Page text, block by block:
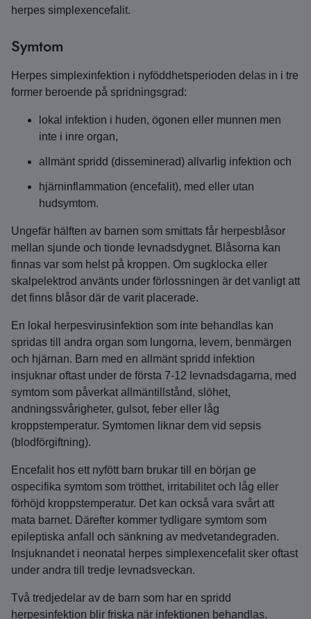
herpes simplexencefalit.
Symtom
Herpes simplexinfektion i nyföddhetsperioden delas in i tre
former beroende på spridningsgrad:
lokal infektion i huden, ögonen eller munnen men
inte i inre organ,
allmänt spridd (disseminerad) allvarlig infektion och
hjärninflammation (encefalit), med eller utan
hudsymtom.
Ungefär hälften av barnen som smittats får herpesblåsor
mellan sjunde och tionde levnadsdygnet. Blåsorna kan
finnas var som helst på kroppen. Om sugklocka eller
skalpelektrod använts under förlossningen är det vanligt att
det finns blåsor där de varit placerade.
En lokal herpesvirusinfektion som inte behandlas kan
spridas till andra organ som lungorna, levern, benmärgen
och hjärnan. Barn med en allmänt spridd infektion
insjuknar oftast under de första 7-12 levnadsdagarna, med
symtom som påverkat allmäntillstånd, slöhet,
andningssvårigheter, gulsot, feber eller låg
kroppstemperatur. Symtomen liknar dem vid sepsis
(blodförgiftning).
Encefalit hos ett nyfött barn brukar till en början ge
ospecifika symtom som trötthet, irritabilitet och låg eller
förhöjd kroppstemperatur. Det kan också vara svårt att
mata barnet. Därefter kommer tydligare symtom som
epileptiska anfall och sänkning av medvetandegraden.
Insjuknandet i neonatal herpes simplexencefalit sker oftast
under andra till tredje levnadsveckan.
Två tredjedelar av de barn som har en spridd
herpesinfektion blir friska när infektionen behandlas.